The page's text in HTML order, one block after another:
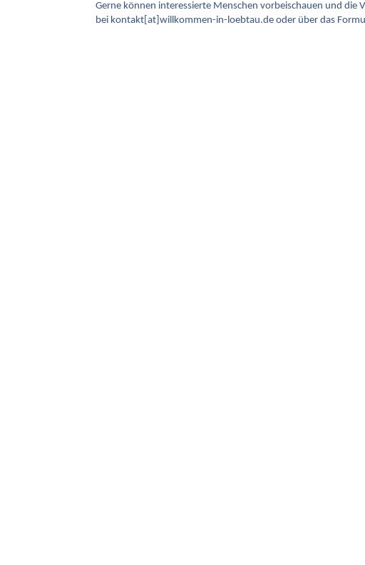
Gerne können interessierte Menschen vorbeischauen und die
bei kontakt[at]willkommen-in-loebtau.de oder über das